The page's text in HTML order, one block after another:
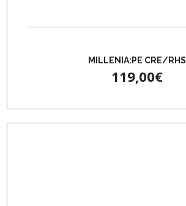
MILLENIA:PE CRE/RHS
119,00€